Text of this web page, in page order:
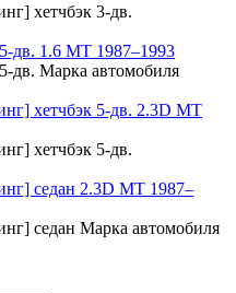
хетчбэк 3-дв.
дв. 1.6 MT 1987–1993
дв. Марка автомобиля
хетчбэк 5-дв. 2.3D MT
хетчбэк 5-дв.
седан 2.3D MT 1987–
седан Марка автомобиля